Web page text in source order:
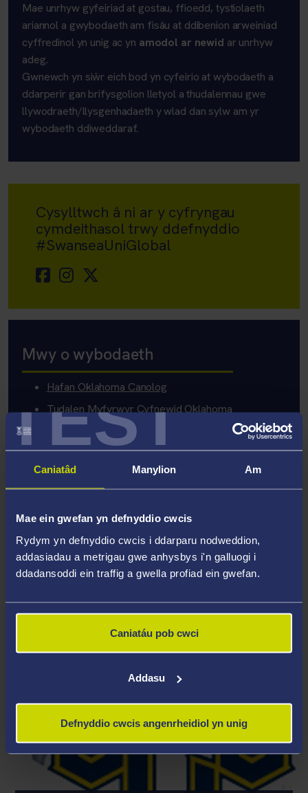
TEST
Caniatâd Manylion Am
Mae ein gwefan yn defnyddio cwcis
Rydym yn defnyddio cwcis i ddarparu nodweddion,
addasiadau a metrigau gwe anhysbys i'n galluogi i
ddadansoddi ein traffig a gwella profiad ein gwefan.
Caniatáu pob cwci
Addasu
Defnyddio cwcis angenrheidiol yn unig
Mae unrhyw gyfeiriad at gostau, ffioedd, tystiolaeth
ariannol a gwybodaeth am fisâu at ddibenion arweiniad
cyffredinol yn unig ac yn amodol ar newid ar unrhyw
adeg.
Gwnewch yn siŵr eich bod yn cyfeirio at wybodaeth a
ddarperir gan brifysgolion lletyol a thudalennau gwe
llywodraeth/llysgenhadaeth y wlad dan sylw am yr
wybodaeth ddiweddaraf.
Cysylltwch â ni ar y cyfryngau
cymdeithasol trwy ddefnyddio
#SwanseaUniGlobal
Mwy o wybodaeth
Hafan Oklahoma Canolog
Tudalen Myfyrwyr Cyfnewid Oklahoma
Canolog
Tudalen Llety Oklahoma Canolog
Tudalen Gwasanaethau Myfyrwyr Oklahoma
Canolog